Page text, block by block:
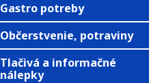
Gastro potreby
Občerstvenie, potraviny
Tlačivá a informačné
nálepky